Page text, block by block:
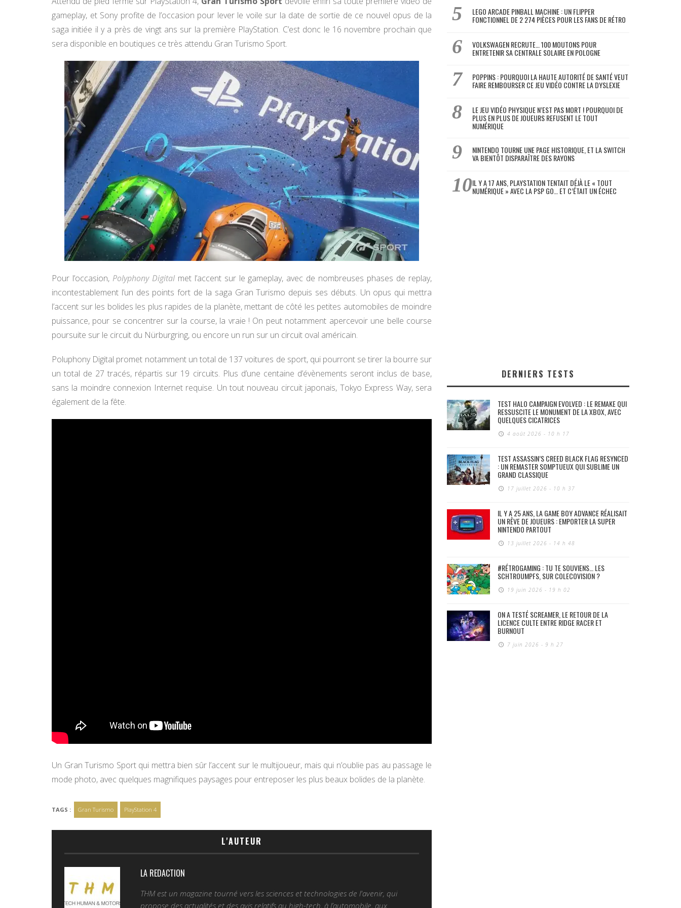
gameplay, et Sony profite de l’occasion pour lever le voile sur la date de sortie de ce nouvel opus de la
saga initiée il y a près de vingt ans sur la première PlayStation. C’est donc le 16 novembre prochain que
sera disponible en boutiques ce très attendu Gran Turismo Sport.
Pour l’occasion, Polyphony Digitalmet l’accent sur le gameplay, avec de nombreuses phases de replay,
incontestablement l’un des points fort de la saga Gran Turismo depuis ses débuts. Un opus qui mettra
l’accent sur les bolides les plus rapides de la planète, mettant de côté les petites automobiles de moindre
puissance, pour se concentrer sur la course, la vraie ! On peut notamment apercevoir une belle course
poursuite sur le circuit du Nürburgring, ou encore un run sur un circuit oval américain.
Poluphony Digital promet notamment un total de 137 voitures de sport, qui pourront se tirer la bourre sur
un total de 27 tracés, répartis sur 19 circuits. Plus d’une centaine d’évènements seront inclus de base,
sans la moindre connexion Internet requise. Un tout nouveau circuit japonais, Tokyo Express Way, sera
également de la fête.
Un Gran Turismo Sport qui mettra bien sûr l’accent sur le multijoueur, mais qui n’oublie pas au passage le
mode photo, avec quelques magnifiques paysages pour entreposer les plus beaux bolides de la planète.
TAGS : Gran Turismo PlayStation 4
L'AUTEUR
LA REDACTION
THM est un magazine tourné vers les sciences et technologies de l'avenir, qui
propose des actualités et des avis relatifs au high-tech, à l’automobile, aux
LEGO ARCADE PINBALL MACHINE : UN FLIPPER
FONCTIONNEL DE 2 274 PIÈCES POUR LES FANS DE RÉTRO
VOLKSWAGEN RECRUTE… 100 MOUTONS POUR
ENTRETENIR SA CENTRALE SOLAIRE EN POLOGNE
POPPINS : POURQUOI LA HAUTE AUTORITÉ DE SANTÉ VEUT
FAIRE REMBOURSER CE JEU VIDÉO CONTRE LA DYSLEXIE
LE JEU VIDÉO PHYSIQUE N’EST PAS MORT ! POURQUOI DE
PLUS EN PLUS DE JOUEURS REFUSENT LE TOUT
NUMÉRIQUE
NINTENDO TOURNE UNE PAGE HISTORIQUE, ET LA SWITCH
VA BIENTÔT DISPARAÎTRE DES RAYONS
IL Y A 17 ANS, PLAYSTATION TENTAIT DÉJÀ LE « TOUT
NUMÉRIQUE » AVEC LA PSP GO… ET C’ÉTAIT UN ÉCHEC
DERNIERS TESTS
TEST HALO CAMPAIGN EVOLVED : LE REMAKE QUI
RESSUSCITE LE MONUMENT DE LA XBOX, AVEC
QUELQUES CICATRICES
4 août 2026 - 10 h 17
TEST ASSASSIN’S CREED BLACK FLAG RESYNCED
: UN REMASTER SOMPTUEUX QUI SUBLIME UN
GRAND CLASSIQUE
17 juillet 2026 - 10 h 37
IL Y A 25 ANS, LA GAME BOY ADVANCE RÉALISAIT
UN RÊVE DE JOUEURS : EMPORTER LA SUPER
NINTENDO PARTOUT
13 juillet 2026 - 14 h 48
#RÉTROGAMING : TU TE SOUVIENS… LES
SCHTROUMPFS, SUR COLECOVISION ?
19 juin 2026 - 19 h 02
ON A TESTÉ SCREAMER, LE RETOUR DE LA
LICENCE CULTE ENTRE RIDGE RACER ET
BURNOUT
7 juin 2026 - 9 h 27